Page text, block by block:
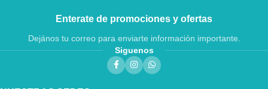
Enterate de promociones y ofertas
Dejános tu correo para enviarte información importante.
Siguenos